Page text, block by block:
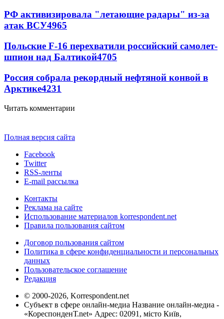
РФ активизировала "летающие радары" из-за
атак ВСУ4965
Польские F-16 перехватили российский самолет-
шпион над Балтикой4705
Россия собрала рекордный нефтяной конвой в
Арктике4231
Читать комментарии
Полная версия сайта
Facebook
Twitter
RSS-ленты
E-mail рассылка
Контакты
Реклама на сайте
Использование материалов korrespondent.net
Правила пользования сайтом
Договор пользования сайтом
Политика в сфере конфиденциальности и персональных
данных
Пользовательское соглашение
Редакция
© 2000-2026, Korrespondent.net
Субъект в сфере онлайн-медиа Название онлайн-медиа -
«КореспонденТ.net» Адрес: 02091, місто Київ,